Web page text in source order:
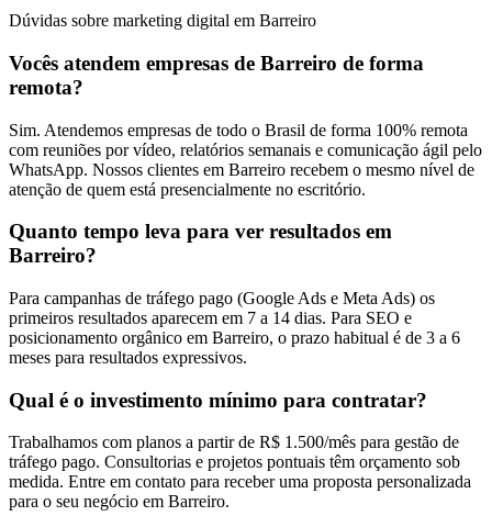
Dúvidas sobre marketing digital em Barreiro
Vocês atendem empresas de Barreiro de forma
remota?
Sim. Atendemos empresas de todo o Brasil de forma 100% remota
com reuniões por vídeo, relatórios semanais e comunicação ágil pelo
WhatsApp. Nossos clientes em Barreiro recebem o mesmo nível de
atenção de quem está presencialmente no escritório.
Quanto tempo leva para ver resultados em
Barreiro?
Para campanhas de tráfego pago (Google Ads e Meta Ads) os
primeiros resultados aparecem em 7 a 14 dias. Para SEO e
posicionamento orgânico em Barreiro, o prazo habitual é de 3 a 6
meses para resultados expressivos.
Qual é o investimento mínimo para contratar?
Trabalhamos com planos a partir de R$ 1.500/mês para gestão de
tráfego pago. Consultorias e projetos pontuais têm orçamento sob
medida. Entre em contato para receber uma proposta personalizada
para o seu negócio em Barreiro.